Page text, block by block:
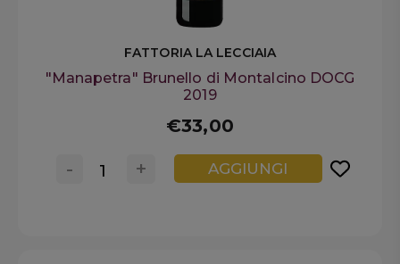
FATTORIA LA LECCIAIA
"Manapetra" Brunello di Montalcino DOCG
2019
€33,00
+
- AGGIUNGI